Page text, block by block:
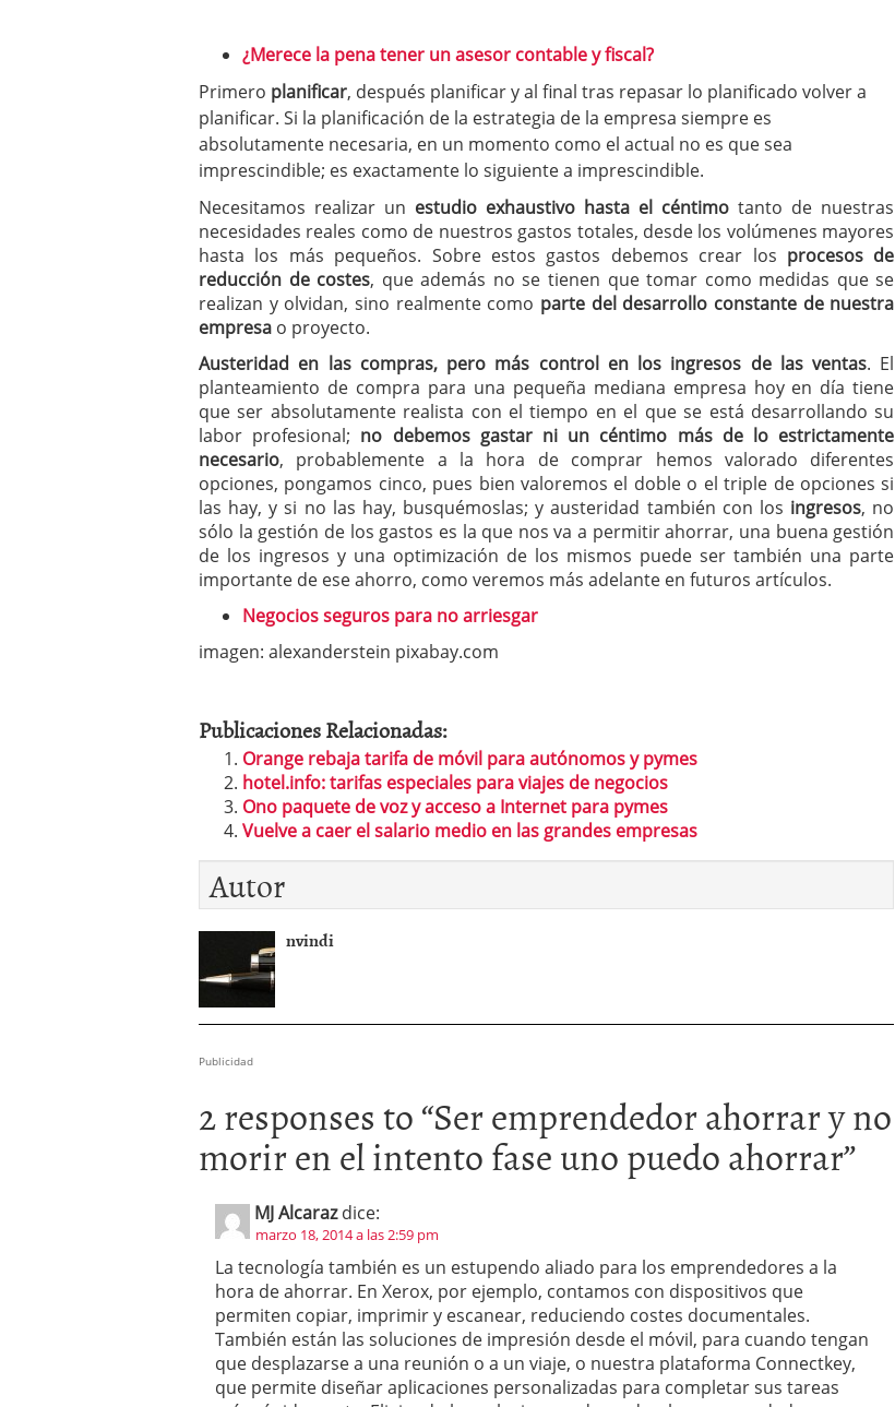
¿Merece la pena tener un asesor contable y fiscal?
Primero planificar, después planificar y al final tras repasar lo planificado volver a
planificar. Si la planificación de la estrategia de la empresa siempre es
absolutamente necesaria, en un momento como el actual no es que sea
imprescindible; es exactamente lo siguiente a imprescindible.
Necesitamos realizar un estudio exhaustivo hasta el céntimo tanto de nuestras
necesidades reales como de nuestros gastos totales, desde los volúmenes mayores
hasta los más pequeños. Sobre estos gastos debemos crear los procesos de
reducción de costes, que además no se tienen que tomar como medidas que se
realizan y olvidan, sino realmente como parte del desarrollo constante de nuestra
empresa o proyecto.
Austeridad en las compras, pero más control en los ingresos de las ventas. El
planteamiento de compra para una pequeña mediana empresa hoy en día tiene
que ser absolutamente realista con el tiempo en el que se está desarrollando su
labor profesional; no debemos gastar ni un céntimo más de lo estrictamente
necesario, probablemente a la hora de comprar hemos valorado diferentes
opciones, pongamos cinco, pues bien valoremos el doble o el triple de opciones si
las hay, y si no las hay, busquémoslas; y austeridad también con los ingresos, no
sólo la gestión de los gastos es la que nos va a permitir ahorrar, una buena gestión
de los ingresos y una optimización de los mismos puede ser también una parte
importante de ese ahorro, como veremos más adelante en futuros artículos.
Negocios seguros para no arriesgar
imagen: alexanderstein pixabay.com
Publicaciones Relacionadas:
Orange rebaja tarifa de móvil para autónomos y pymes
hotel.info: tarifas especiales para viajes de negocios
Ono paquete de voz y acceso a Internet para pymes
Vuelve a caer el salario medio en las grandes empresas
Autor
nvindi
Publicidad
2 responses to “Ser emprendedor ahorrar y no
morir en el intento fase uno puedo ahorrar”
MJ Alcaraz dice:
marzo 18, 2014 a las 2:59 pm
La tecnología también es un estupendo aliado para los emprendedores a la
hora de ahorrar. En Xerox, por ejemplo, contamos con dispositivos que
permiten copiar, imprimir y escanear, reduciendo costes documentales.
También están las soluciones de impresión desde el móvil, para cuando tengan
que desplazarse a una reunión o a un viaje, o nuestra plataforma Connectkey,
que permite diseñar aplicaciones personalizadas para completar sus tareas